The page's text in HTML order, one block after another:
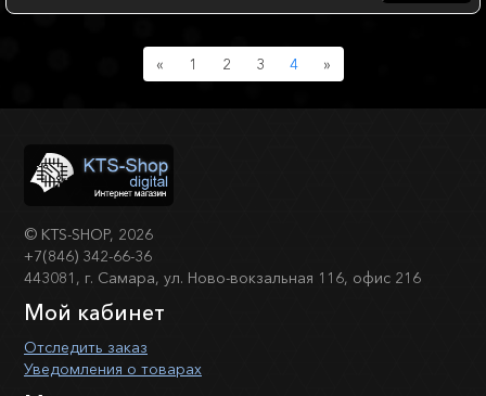
«Previous
1 2 3 4 »Next
© KTS-SHOP, 2026
+7(846) 342-66-36
443081, г. Самара, ул. Ново-вокзальная 116, офис 216
Мой кабинет
Отследить заказ
Уведомления о товарах